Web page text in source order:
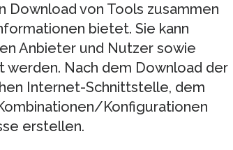
Download von Tools zusammen
bietet. Sie kann
Anbieter und Nutzer sowie
werden. Nach dem Download der
Internet-Schnittstelle, dem
Konfigurationen
erstellen.